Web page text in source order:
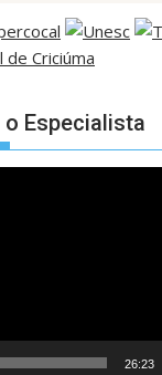
Especialista
26:23